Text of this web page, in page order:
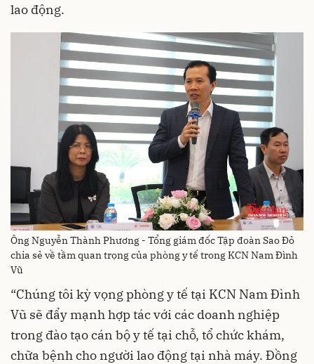
lao động.
Ông Nguyễn Thành Phương - Tổng giám đốc Tập đoàn Sao Đỏ
chia sẻ về tầm quan trọng của phòng y tế trong KCN Nam Đình
Vũ
“Chúng tôi kỳ vọng phòng y tế tại KCN Nam Đình
Vũ sẽ đẩy mạnh hợp tác với các doanh nghiệp
trong đào tạo cán bộ y tế tại chỗ, tổ chức khám,
chữa bệnh cho người lao động tại nhà máy. Đồng